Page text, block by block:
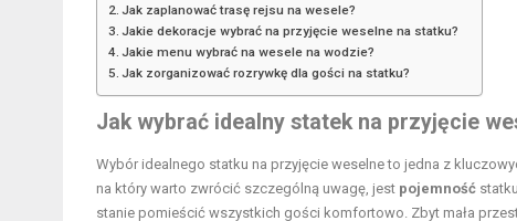
Jak zaplanować trasę rejsu na wesele?
Jakie dekoracje wybrać na przyjęcie weselne na statku?
Jakie menu wybrać na wesele na wodzie?
Jak zorganizować rozrywkę dla gości na statku?
Jak wybrać idealny statek na przyjęcie
Wybór idealnego statku na przyjęcie weselne to jedna z
na który warto zwrócić szczególną uwagę, jest pojemność
stanie pomieścić wszystkich gości komfortowo. Zbyt mała